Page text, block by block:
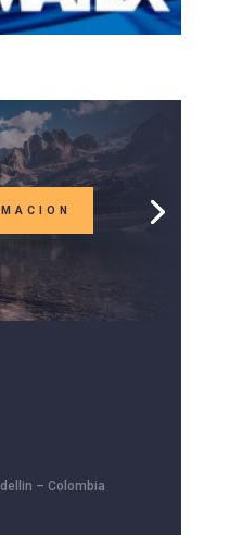
– Colombia